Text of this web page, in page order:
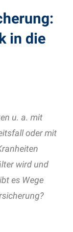
in die
u. a. mit
oder mit
wird und
es Wege